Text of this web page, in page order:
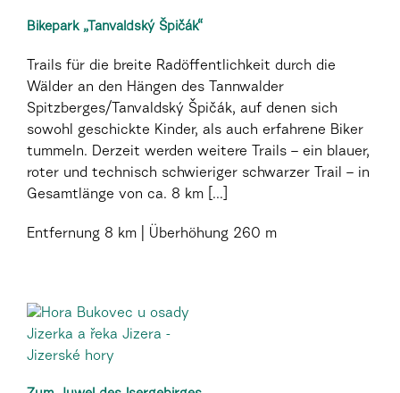
Bikepark „Tanvaldský Špičák“
Trails für die breite Radöffentlichkeit durch die
Wälder an den Hängen des Tannwalder
Spitzberges/Tanvaldský Špičák, auf denen sich
sowohl geschickte Kinder, als auch erfahrene Biker
tummeln. Derzeit werden weitere Trails – ein blauer,
roter und technisch schwieriger schwarzer Trail – in
Gesamtlänge von ca. 8 km [...]
Entfernung 8 km Überhöhung 260 m